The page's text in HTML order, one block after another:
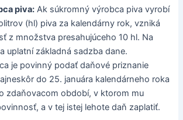
piva: Ak súkromný výrobca piva vyrobí
(hl) piva za kalendárny rok, vzniká
z množstva presahujúceho 10 hl. Na
uplatní základná sadzba dane.
je povinný podať daňové priznanie
do 25. januára kalendárneho roka
zdaňovacom období, v ktorom mu
a v tej istej lehote daň zaplatiť.